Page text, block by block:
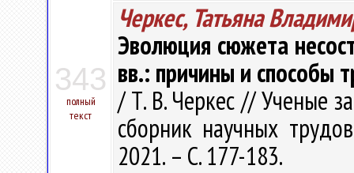
343
полный
текст
Черкес, Татьяна
Эволюция сюжета
вв.: причины и способы
/ Т. В. Черкес // Ученые
сборник научных
2021. – С. 177-183.